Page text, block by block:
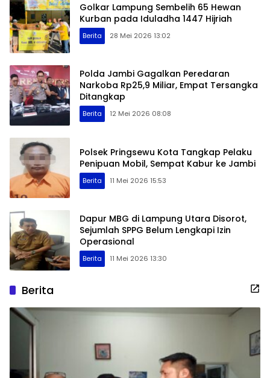
Golkar Lampung Sembelih 65 Hewan
Kurban pada Iduladha 1447 Hijriah
Berita 28 Mei 2026 13:02
Polda Jambi Gagalkan Peredaran
Narkoba Rp25,9 Miliar, Empat Tersangka
Ditangkap
Berita 12 Mei 2026 08:08
Polsek Pringsewu Kota Tangkap Pelaku
Penipuan Mobil, Sempat Kabur ke Jambi
Berita 11 Mei 2026 15:53
Dapur MBG di Lampung Utara Disorot,
Sejumlah SPPG Belum Lengkapi Izin
Operasional
Berita 11 Mei 2026 13:30
Berita